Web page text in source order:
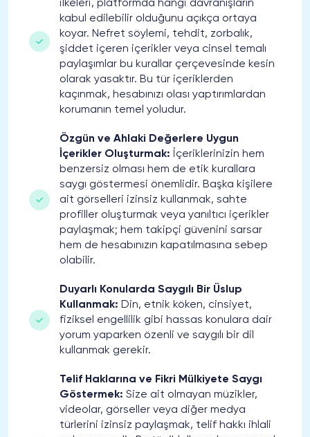
ilkeleri, platformda hangi davranışların
kabul edilebilir olduğunu açıkça ortaya
koyar. Nefret söylemi, tehdit, zorbalık,
şiddet içeren içerikler veya cinsel temalı
paylaşımlar bu kurallar çerçevesinde kesin
olarak yasaktır. Bu tür içeriklerden
kaçınmak, hesabınızı olası yaptırımlardan
korumanın temel yoludur.
Özgün ve Ahlaki Değerlere Uygun
İçerikler Oluşturmak: İçeriklerinizin hem
benzersiz olması hem de etik kurallara
saygı göstermesi önemlidir. Başka kişilere
ait görselleri izinsiz kullanmak, sahte
profiller oluşturmak veya yanıltıcı içerikler
paylaşmak; hem takipçi güvenini sarsar
hem de hesabınızın kapatılmasına sebep
olabilir.
Duyarlı Konularda Saygılı Bir Üslup
Kullanmak: Din, etnik köken, cinsiyet,
fiziksel engellilik gibi hassas konulara dair
yorum yaparken özenli ve saygılı bir dil
kullanmak gerekir.
Telif Haklarına ve Fikri Mülkiyete Saygı
Göstermek: Size ait olmayan müzikler,
videolar, görseller veya diğer medya
türlerini izinsiz paylaşmak, telif hakkı ihlali